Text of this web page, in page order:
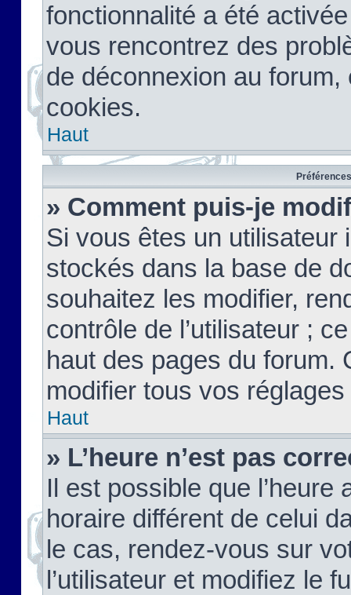
fonctionnalité a été
vous rencontrez des
de déconnexion au
cookies.
Haut
» Comment puis-je
Si vous êtes un
stockés dans la base de
souhaitez les modifier,
contrôle de l’utilisateur ;
haut des pages du forum.
modifier tous vos
Haut
» L’heure n’est pas
Il est possible que
horaire différent de celui
le cas, rendez-vous sur
l’utilisateur et modifiez le